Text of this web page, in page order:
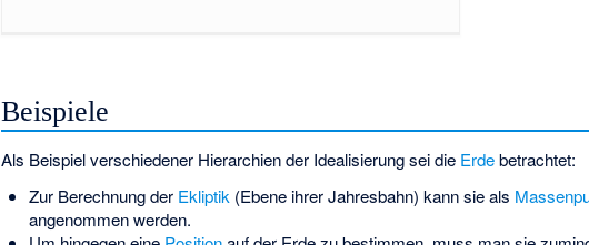
Beispiele
Als Beispiel verschiedener Hierarchien der Idealisierung sei die Erdebetrachtet:
Zur Berechnung der Ekliptik(Ebene ihrer Jahresbahn) kann sie als
angenommen werden.